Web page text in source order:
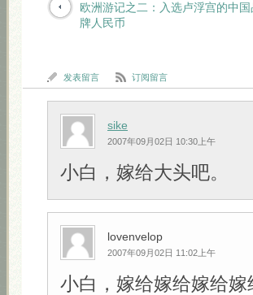
欧洲游记之二：入选卢浮宫的中国
牌人民币
发表留言 订阅留言
sike
2007年09月02日 10:30上午
小白，嫁给大头吧。
lovenvelop
2007年09月02日 11:02上午
小白，嫁给嫁给嫁给